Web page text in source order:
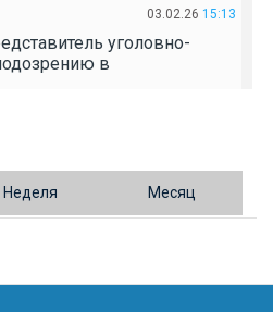
03.02.26 15:13
уголовно-
в
незаконное выращивание
о зоне, свободной от
Неделя Месяц